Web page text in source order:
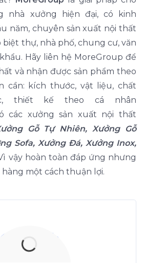
nhà xưởng hiện đại, có kinh
năm, chuyên sản xuất nội thất
thự, nhà phố, chung cư, văn
Hãy liên hệ MoreGroup để
và nhận được sản phẩm theo
cần: kích thước, vật liệu, chất
thiết kế theo cá nhân
các xưởng sản xuất nội thất
Gỗ Tự Nhiên, Xưởng Gỗ
Sofa, Xưởng Đá, Xưởng Inox,
vậy hoàn toàn đáp ứng nhưng
một cách thuận lợi.
Gỗ Tự Nhiên